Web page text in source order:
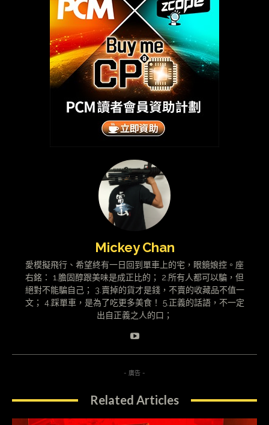
Mickey Chan
愛模擬飛行、希望終有一日回到單車上的宅，眼鏡娘控。座
右銘： 1.膽固醇跟美味是成正比的； 2.所有人都可以騙，但
絕對不能騙自己； 3.賣掉的貨才是錢，不賣的收藏品不值一
文； 4.踩單車，是為了吃更多美食！ 5.正義的話語，不一定
出自正義之人的口；
- 廣告 -
Related Articles